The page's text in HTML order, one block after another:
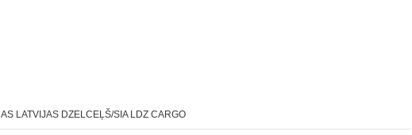
AS LATVIJAS DZELCEĻŠ/SIA LDZ CARGO